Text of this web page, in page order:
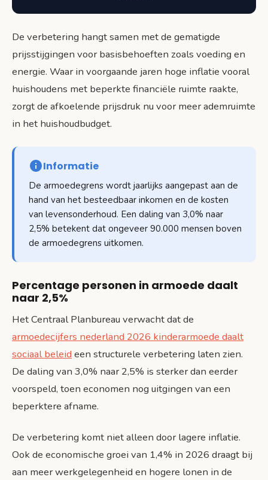
De verbetering hangt samen met de gematigde
prijsstijgingen voor basisbehoeften zoals voeding en
energie. Waar in voorgaande jaren hoge inflatie vooral
huishoudens met beperkte financiële ruimte raakte,
zorgt de afkoelende prijsdruk nu voor meer ademruimte
in het huishoudbudget.
Informatie
De armoedegrens wordt jaarlijks aangepast aan de
hand van het besteedbaar inkomen en de kosten
van levensonderhoud. Een daling van 3,0% naar
2,5% betekent dat ongeveer 90.000 mensen boven
de armoedegrens uitkomen.
Percentage personen in armoede daalt
naar 2,5%
Het Centraal Planbureau verwacht dat de
armoedecijfers nederland 2026 kinderarmoede daalt
sociaal beleid een structurele verbetering laten zien.
De daling van 3,0% naar 2,5% is sterker dan eerder
voorspeld, toen economen nog uitgingen van een
beperktere afname.
De verbetering komt niet alleen door lagere inflatie.
Ook de economische groei van 1,4% in 2026 draagt bij
aan meer werkgelegenheid en hogere lonen in de